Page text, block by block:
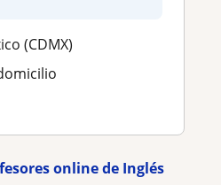
(CDMX)
online de Inglés